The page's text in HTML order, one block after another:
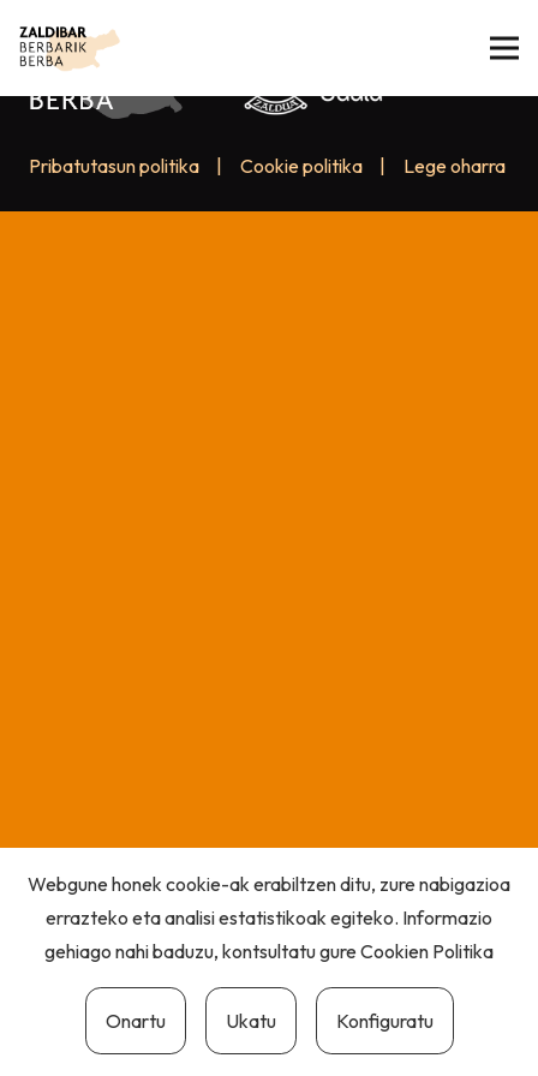
Pribatutasun politika Cookie politika Lege oharra
Webgune honek cookie-ak erabiltzen ditu, zure nabigazioa
errazteko eta analisi estatistikoak egiteko. Informazio
gehiago nahi baduzu, kontsultatu gureCookien Politika
Onartu Ukatu Konfiguratu